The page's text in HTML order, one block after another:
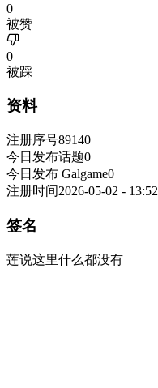
0
被赞
0
被踩
资料
注册序号89140
今日发布话题0
今日发布 Galgame0
注册时间2026-05-02 - 13:52
签名
莲说这里什么都没有